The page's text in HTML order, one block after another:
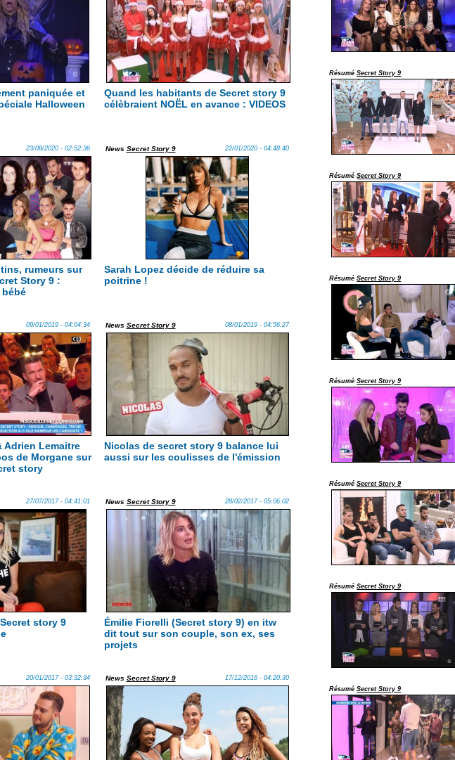
paniquée et
Halloween
Quand les habitants de Secret story 9
célèbraient NOËL en avance : VIDEOS
23/08/2020 - 02:52:36
rumeurs sur
Story 9 :
News Secret Story 9 22/01/2020 - 04:48:40
Sarah Lopez décide de réduire sa
poitrine !
09/01/2019 - 04:04:34
Adrien Lemaitre
de Morgane sur
story
News Secret Story 9 08/01/2019 - 04:56:27
Nicolas de secret story 9 balance lui
aussi sur les coulisses de l'émission
27/07/2017 - 04:41:01
story 9
News Secret Story 9 28/02/2017 - 05:06:02
Émilie Fiorelli (Secret story 9) en itw
dit tout sur son couple, son ex, ses
projets
20/01/2017 - 03:32:34 News Secret Story 9 17/12/2016 - 04:20:30
RésuméSecret Story 9
RésuméSecret Story 9
RésuméSecret Story 9
RésuméSecret Story 9
RésuméSecret Story 9
RésuméSecret Story 9
RésuméSecret Story 9